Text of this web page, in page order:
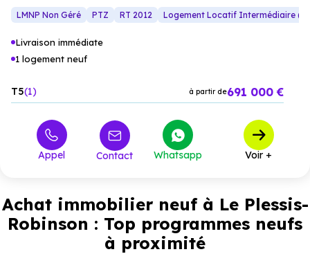
LMNP Non Géré PTZ RT 2012 Logement Locatif Intermédiaire
Livraison immédiate
1 logement neuf
T5 1 à partir de691 000 €
Appel Contact Whatsapp Voir +
Achat immobilier neuf à Le Plessis-
Robinson : Top programmes neufs
à proximité